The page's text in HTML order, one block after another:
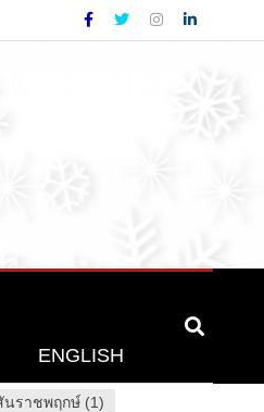
ENGLISH
นราชพฤกษ์ (1)